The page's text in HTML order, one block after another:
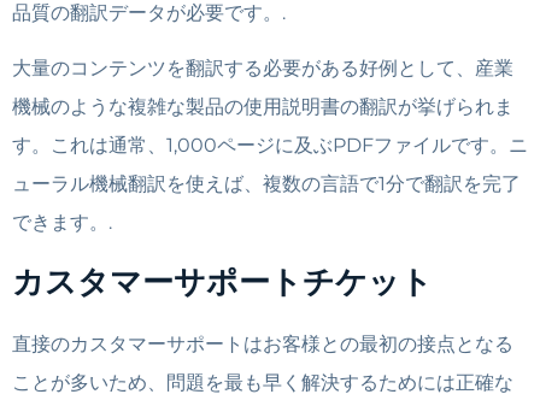
品質の翻訳データが必要です。.
大量のコンテンツを翻訳する必要がある好例として、産業
機械のような複雑な製品の使用説明書の翻訳が挙げられま
す。これは通常、1,000ページに及ぶPDFファイルです。ニ
ューラル機械翻訳を使えば、複数の言語で1分で翻訳を完了
できます。.
カスタマーサポートチケット
直接のカスタマーサポートはお客様との最初の接点となる
ことが多いため、問題を最も早く解決するためには正確な